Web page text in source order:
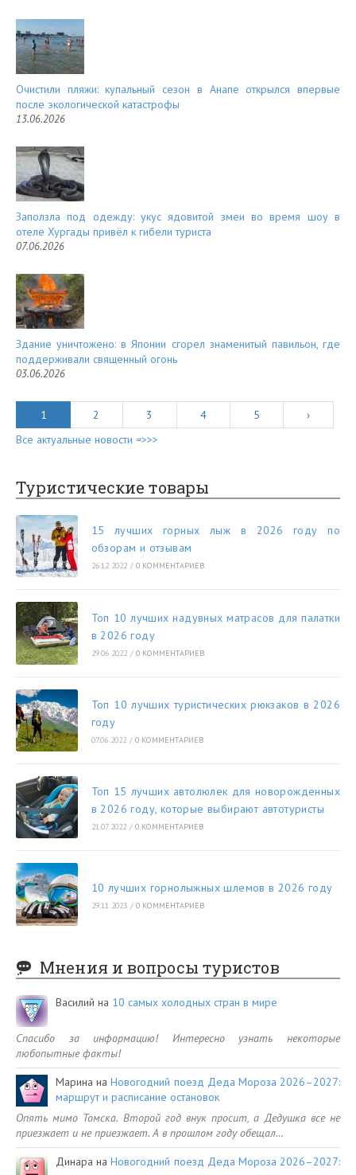
Очистили пляжи: купальный сезон в Анапе открылся впервые
после экологической катастрофы
13.06.2026
Заползла под одежду: укус ядовитой змеи во время шоу в
отеле Хургады привёл к гибели туриста
07.06.2026
Здание уничтожено: в Японии сгорел знаменитый павильон, где
поддерживали священный огонь
03.06.2026
1 2 3 4 5
›
Все актуальные новости =>>>
Туристические товары
15 лучших горных лыж в 2026 году по
обзорам и отзывам
26.12.2022 / 0 КОММЕНТАРИЕВ
Топ 10 лучших надувных матрасов для палатки
в 2026 году
29.06.2022 / 0 КОММЕНТАРИЕВ
Топ 10 лучших туристических рюкзаков в 2026
году
07.06.2022 / 0 КОММЕНТАРИЕВ
Топ 15 лучших автолюлек для новорожденных
в 2026 году, которые выбирают автотуристы
21.07.2022 / 0 КОММЕНТАРИЕВ
10 лучших горнолыжных шлемов в 2026 году
29.11.2023 / 0 КОММЕНТАРИЕВ
Мнения и вопросы туристов
Василий на 10 самых холодных стран в мире
Спасибо за информацию! Интересно узнать некоторые
любопытные факты!
Марина наНовогодний поезд Деда Мороза 2026–2027:
маршрут и расписание остановок
Опять мимо Томска. Второй год внук просит, а Дедушка все не
приезжает и не приезжает. А в прошлом году обещал…
Динара наНовогодний поезд Деда Мороза 2026–2027: